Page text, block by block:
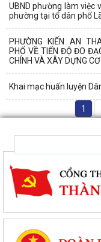
UBND phường làm việc
phường tại tổ dân phố
PHƯỜNG KIẾN AN
PHỐ VỀ TIẾN ĐỘ ĐO
CHÍNH VÀ XÂY DỰNG
Khai mạc huấn luyện
1